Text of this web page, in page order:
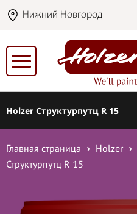
Нижний Новгород
Holzer Структурпутц R 15
Главная страница Holzer
Структурпутц R 15